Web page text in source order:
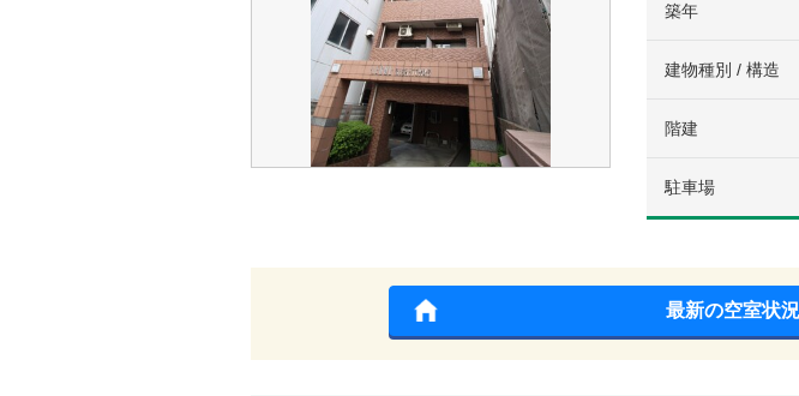
築年
建物種別 / 構造
階建
駐車場
最新の空室状